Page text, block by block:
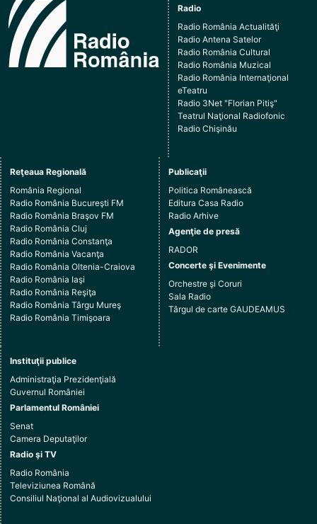
Radio
Radio România Actualităţi
Radio Antena Satelor
Radio România Cultural
Radio România Muzical
Radio România Internaţional
eTeatru
Radio 3Net "Florian Pitiş"
Teatrul Naţional Radiofonic
Radio Chişinău
Reţeaua Regională
România Regional
Radio România Bucureşti FM
Radio România Braşov FM
Radio România Cluj
Radio România Constanţa
Radio România Vacanţa
Radio România Oltenia-Craiova
Radio România Iaşi
Radio România Reşiţa
Radio România Târgu Mureş
Radio România Timişoara
Publicaţii
Politica Românească
Editura Casa Radio
Radio Arhive
Agenţie de presă
RADOR
Concerte şi Evenimente
Orchestre şi Coruri
Sala Radio
Târgul de carte GAUDEAMUS
Instituţii publice
Administraţia Prezidenţială
Guvernul României
Parlamentul României
Senat
Camera Deputaţilor
Radio şi TV
Radio România
Televiziunea Română
Consiliul Naţional al Audiovizualului